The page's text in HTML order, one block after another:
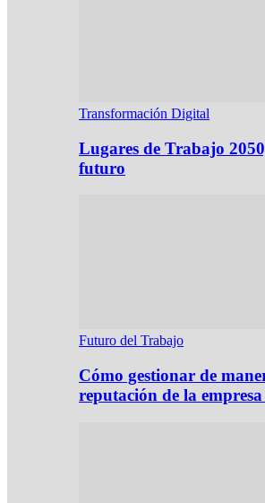
Transformación Digital
Lugares de Trabajo
futuro
Futuro del Trabajo
Cómo gestionar de
reputación de la